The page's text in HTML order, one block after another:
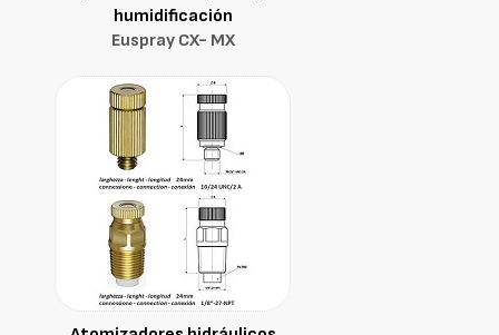
humidificación
Euspray CX- MX